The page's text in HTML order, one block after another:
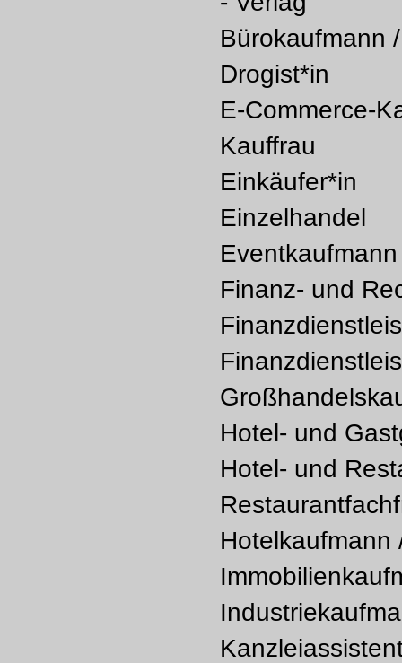
Bürokaufmann
Drogist*in
E-Commerce-
Kauffrau
Einkäufer*in
Einzelhandel
Finanz- und
Hotel- und
Hotel- und
Hotelkaufmann